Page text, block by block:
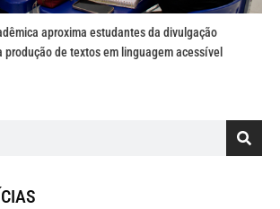
aproxima estudantes da divulgação
de textos em linguagem acessível